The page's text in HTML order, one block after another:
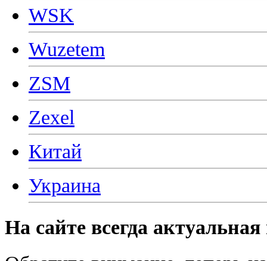
WSK
Wuzetem
ZSM
Zexel
Китай
Украина
На сайте всегда